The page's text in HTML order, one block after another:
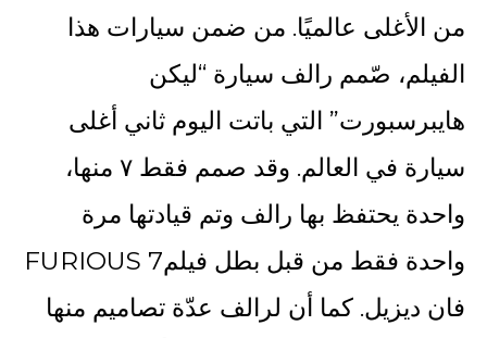
من الأغلى عالميًا. من ضمن سيارات هذا
الفيلم، صّمم رالف سيارة “ليكن
هايبرسبورت” التي باتت اليوم ثاني أغلى
سيارة في العالم. وقد صمم فقط ٧ منها،
واحدة يحتفظ بها رالف وتم قيادتها مرة
واحدة فقط من قبل بطل فيلمFURIOUS 7
فان ديزيل. كما أن لرالف عدّة تصاميم منها